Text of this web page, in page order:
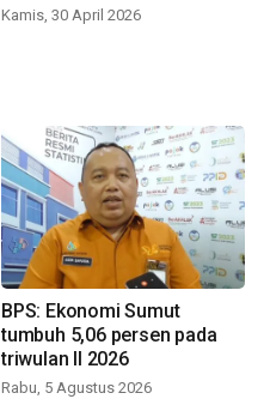
Kamis, 30 April 2026
BPS: Ekonomi Sumut
tumbuh 5,06 persen pada
triwulan II 2026
Rabu, 5 Agustus 2026